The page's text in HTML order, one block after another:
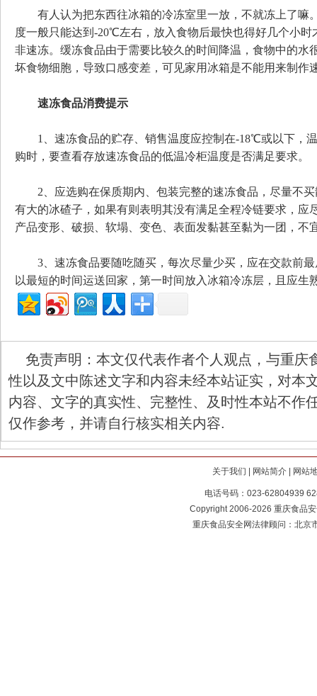
有人认为把东西往冰箱的冷冻室里一放，不就冻上了嘛
度一般只能达到-20℃左右，放入食物后最快也得好几个小时
非速冻。缓冻食品由于需要比较久的时间降温，食物中的水
坏食物细胞，导致口感变差，可见家用冰箱是不能用来制作
速冻食品消费提示
1、速冻食品的贮存、销售温度应控制在-18℃或以下，
购时，要查看存放速冻食品的低温冷柜温度是否满足要求。
2、应选购在保质期内、包装完整的速冻食品，尽量不买
有大的冰碴子，如果有则表明其没有满足全程冷链要求，应
产品变形、破损、软塌、变色、表面发黏甚至黏为一团，不
3、速冻食品要随吃随买，每次尽量少买，应在交款前最
以最短的时间运送回家，第一时间放入冰箱冷冻层，且应生
免责声明：本文仅代表作者个人观点，与重庆
性以及文中陈述文字和内容未经本站证实，对本
内容、文字的真实性、完整性、及时性本站不作
仅作参考，并请自行核实相关内容.
关于我们 网站简介 网站
电话号码：023-62804939
Copyright 2006-2026 重庆食品
重庆食品安全网法律顾问：北京